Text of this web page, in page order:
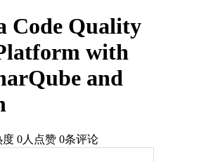
Code Quality
with
and
度 0人点赞 0条评论